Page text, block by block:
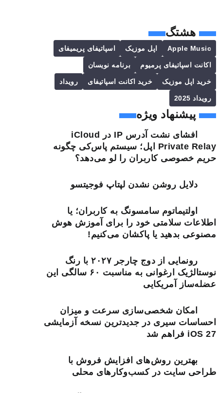
هشتگ
Apple Music اپل موزیک اسپاتیفای پریمیفای
اکانت اسپاتیفای پرمیوم برنامه نویسان
خرید اپل موزیک خرید اکانت اسپاتیفای رویداد
رویداد 2025
پیشنهاد ویژه
افشای نشت آدرس IP در iCloud
Private Relay اپل؛ سیستم پاس‌کی چگونه
حریم خصوصی کاربران را لو می‌دهد؟
دلایل روشن نشدن لپتاپ فوجیتسو
اولتیماتوم سامسونگ به کاربران؛ یا
اطلاعات سلامتی خود را برای آموزش هوش
مصنوعی بدهید یا پاکشان می‌کنیم!
رونمایی از دوج چارجر ۲۰۲۷ با رنگ
نوستالژیک ارغوانی به مناسبت ۶۰ سالگی این
عضله‌ساز آمریکایی
امکان شخصی‌سازی سرعت و میزان
احساسات سیری در جدیدترین نسخه آزمایشی
iOS 27 فراهم شد
بهترین روش‌های افزایش فروش با
طراحی سایت در کسب‌وکارهای محلی